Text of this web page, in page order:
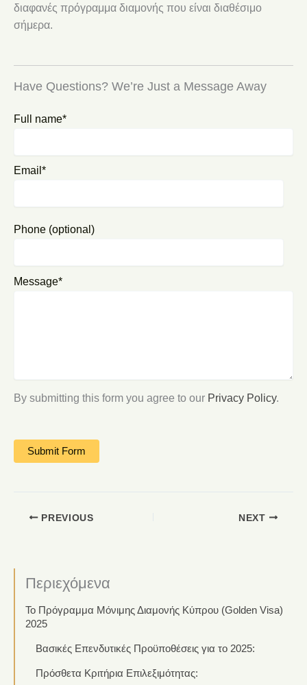
διαφανές πρόγραμμα διαμονής που είναι διαθέσιμο
σήμερα.
Have Questions? We’re Just a Message Away
Full name*
Email*
Phone (optional)
Message*
By submitting this form you agree to our Privacy Policy.
PREVIOUS NEXT
Περιεχόμενα
Το Πρόγραμμα Μόνιμης Διαμονής Κύπρου (Golden Visa)
2025
Βασικές Επενδυτικές Προϋποθέσεις για το 2025:
Πρόσθετα Κριτήρια Επιλεξιμότητας: